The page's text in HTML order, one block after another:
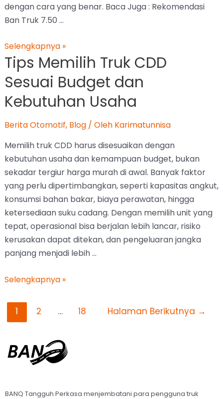
dengan cara yang benar. Baca Juga : Rekomendasi
Ban Truk 7.50 …
Selengkapnya »
Tips Memilih Truk CDD
Sesuai Budget dan
Kebutuhan Usaha
Berita Otomotif, Blog/ Oleh Karimatunnisa
Memilih truk CDD harus disesuaikan dengan
kebutuhan usaha dan kemampuan budget, bukan
sekadar tergiur harga murah di awal. Banyak faktor
yang perlu dipertimbangkan, seperti kapasitas angkut,
konsumsi bahan bakar, biaya perawatan, hingga
ketersediaan suku cadang. Dengan memilih unit yang
tepat, operasional bisa berjalan lebih lancar, risiko
kerusakan dapat ditekan, dan pengeluaran jangka
panjang menjadi lebih …
Selengkapnya »
1 2 … 18 Halaman Berikutnya →
BANQ Tangguh Perkasa menjembatani para pengguna truk